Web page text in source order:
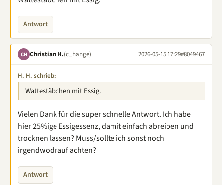
Antwort
CH Christian H.(c_hange) 2026-05-15 17:29#8049467
H. H. schrieb:
Wattestäbchen mit Essig.
Vielen Dank für die super schnelle Antwort. Ich habe
hier 25%ige Essigessenz, damit einfach abreiben und
trocknen lassen? Muss/sollte ich sonst noch
irgendwodrauf achten?
Antwort